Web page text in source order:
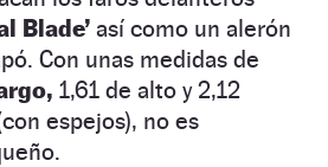
Blade’ así como un alerón
Con unas medidas de
1,61 de alto y 2,12
espejos), no es